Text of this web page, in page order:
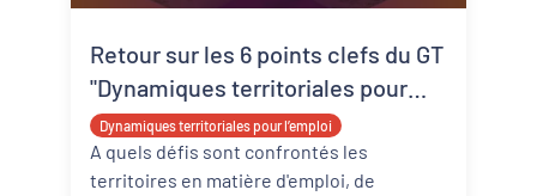
Dynamiques territoriales pour l’emploi
Retour sur les 6 points clefs du GT
"Dynamiques territoriales pour
l'emploi"
A quels défis sont confrontés les
territoires en matière d'emploi, de